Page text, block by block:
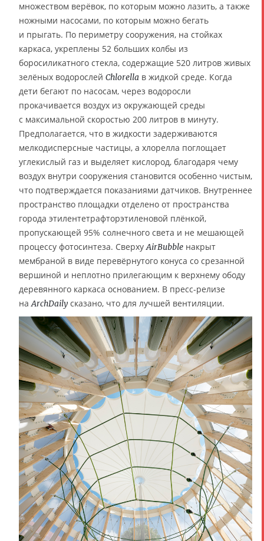
множеством верёвок, по которым можно лазить, а также
ножными насосами, по которым можно бегать
и прыгать. По периметру сооружения, на стойках
каркаса, укреплены 52 больших колбы из
боросиликатного стекла, содержащие 520 литров живых
зелёных водорослей Chlorella в жидкой среде. Когда
дети бегают по насосам, через водоросли
прокачивается воздух из окружающей среды
с максимальной скоростью 200 литров в минуту.
Предполагается, что в жидкости задерживаются
мелкодисперсные частицы, а хлорелла поглощает
углекислый газ и выделяет кислород, благодаря чему
воздух внутри сооружения становится особенно чистым,
что подтверждается показаниями датчиков. Внутреннее
пространство площадки отделено от пространства
города этилентетрафторэтиленовой плёнкой,
пропускающей 95% солнечного света и не мешающей
процессу фотосинтеза. СверхуAirBubble накрыт
мембраной в виде перевёрнутого конуса со срезанной
вершиной и неплотно прилегающим к верхнему ободу
деревянного каркаса основанием. В пресс-релизе
наArchDaily сказано, что для лучшей вентиляции.